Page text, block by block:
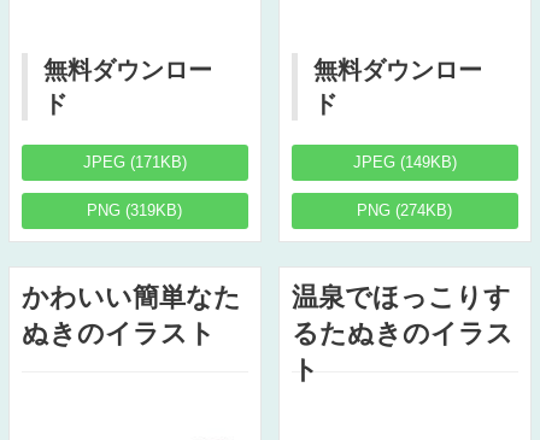
無料ダウンロー
ド
JPEG (171KB)
PNG (319KB)
無料ダウンロー
ド
JPEG (149KB)
PNG (274KB)
かわいい簡単なた
ぬきのイラスト
温泉でほっこりす
るたぬきのイラス
ト